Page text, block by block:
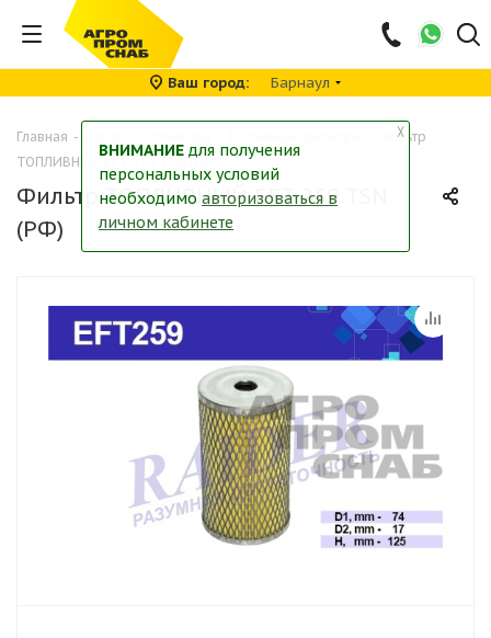
Ваш город Барнаул
Главная -
Фильтр
ТОПЛИВНЫЙ EFT 259 TSN (РФ)
Фильтр ТОПЛИВНЫЙ EFT 259 TSN
(РФ)
╳
ВНИМАНИЕ для получения
персональных условий
необходимо авторизоваться в
личном кабинете